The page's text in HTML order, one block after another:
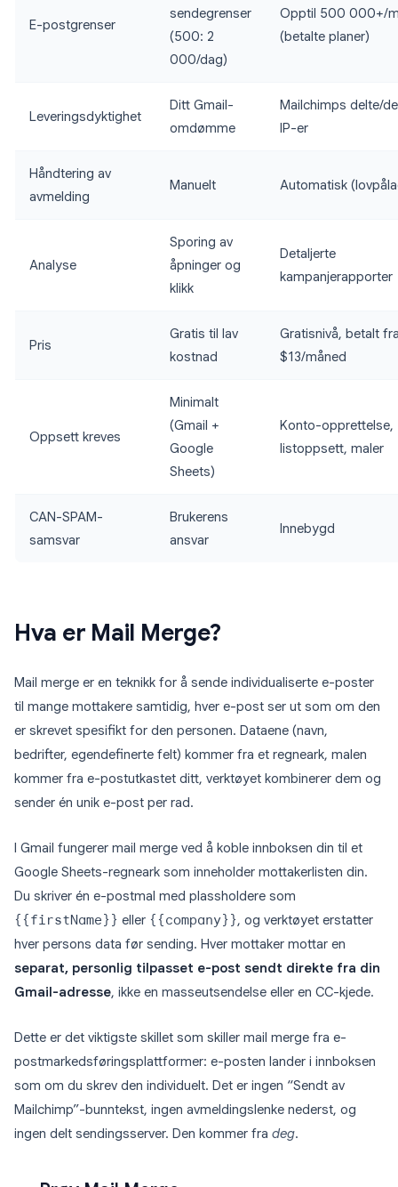
E-postgrenser
sendegrenser
(500: 2
000/dag)
Opptil 500 000+/
(betalte planer)
Leveringsdyktighet
Ditt Gmail-
omdømme
Mailchimps delte/
IP-er
Håndtering av
avmelding
Manuelt Automatisk
Analyse
Sporing av
åpninger og
klikk
Detaljerte
kampanjerapporter
Pris
Gratis til lav
kostnad
Gratisnivå, betalt
$13/måned
Oppsett kreves
Minimalt
(Gmail +
Google
Sheets)
Konto-opprettelse,
listoppsett, maler
CAN-SPAM-
samsvar
Brukerens
ansvar
Innebygd
Hva er Mail Merge?
Mail merge er en teknikk for å sende individualiserte e-poster
til mange mottakere samtidig, hver e-post ser ut som om den
er skrevet spesifikt for den personen. Dataene (navn,
bedrifter, egendefinerte felt) kommer fra et regneark, malen
kommer fra e-postutkastet ditt, verktøyet kombinerer dem og
sender én unik e-post per rad.
I Gmail fungerer mail merge ved å koble innboksen din til et
Google Sheets-regneark som inneholder mottakerlisten din.
Du skriver én e-postmal med plassholdere som
{{firstName}} eller {{company}}, og verktøyet erstatter
hver persons data før sending. Hver mottaker mottar en
separat, personlig tilpasset e-post sendt direkte fra din
Gmail-adresse, ikke en masseutsendelse eller en CC-kjede.
Dette er det viktigste skillet som skiller mail merge fra e-
postmarkedsføringsplattformer: e-posten lander i innboksen
som om du skrev den individuelt. Det er ingen “Sendt av
Mailchimp”-bunntekst, ingen avmeldingslenke nederst, og
ingen delt sendingsserver. Den kommer fra deg.